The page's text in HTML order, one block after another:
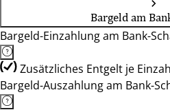
Bargeld am
Bargeld-Einzahlung am Bank-
Zusätzliches Entgelt je
Bargeld-Auszahlung am Bank-